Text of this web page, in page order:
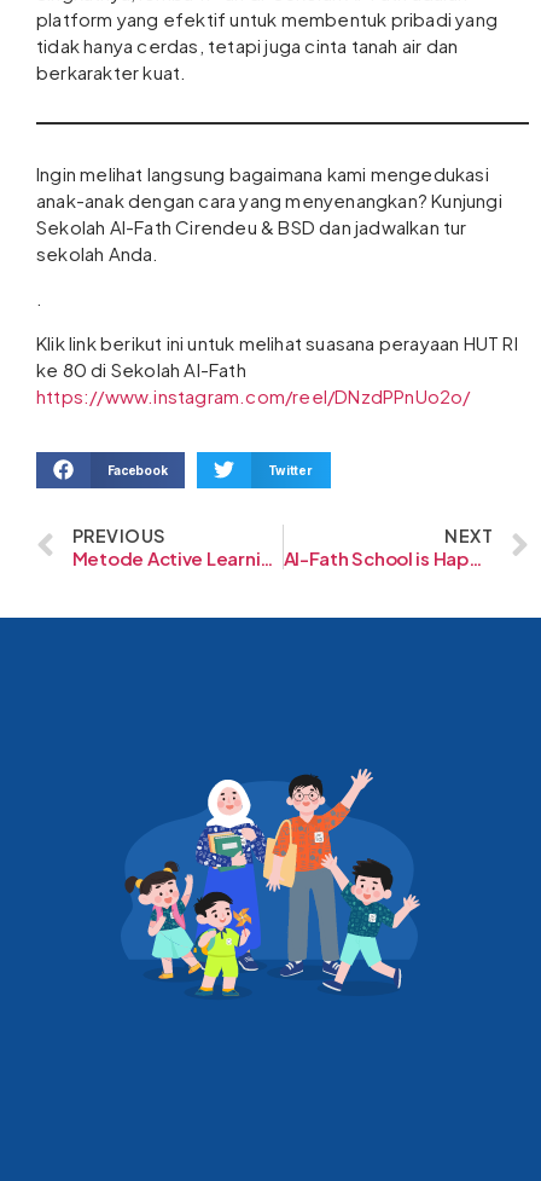
platform yang efektif untuk membentuk pribadi yang
tidak hanya cerdas, tetapi juga cinta tanah air dan
berkarakter kuat.
Ingin melihat langsung bagaimana kami mengedukasi
anak-anak dengan cara yang menyenangkan? Kunjungi
Sekolah Al-Fath Cirendeu & BSD dan jadwalkan tur
sekolah Anda.
Klik link berikut ini untuk melihat suasana perayaan HUT RI
ke 80 di Sekolah Al-Fath
https://www.instagram.com/reel/DNzdPPnUo2o/
Facebook Twitter
PREVIOUS
Metode Active Learning Al-Fath: Anak Lebih Aktif dan Kreatif
NEXT
Al-Fath School is Happy School: Tumbuh dengan Prestasi